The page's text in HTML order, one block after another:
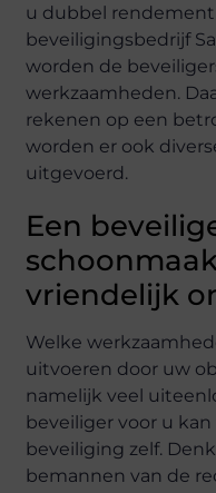
u dubbel
beveiligingsbedrijf
worden de
werkzaamheden.
rekenen op een
worden er ook
uitgevoerd.
Een
vriendelijk
Welke
uitvoeren door uw
namelijk veel
beveiliger voor u
beveiliging zelf.
bemannen van de